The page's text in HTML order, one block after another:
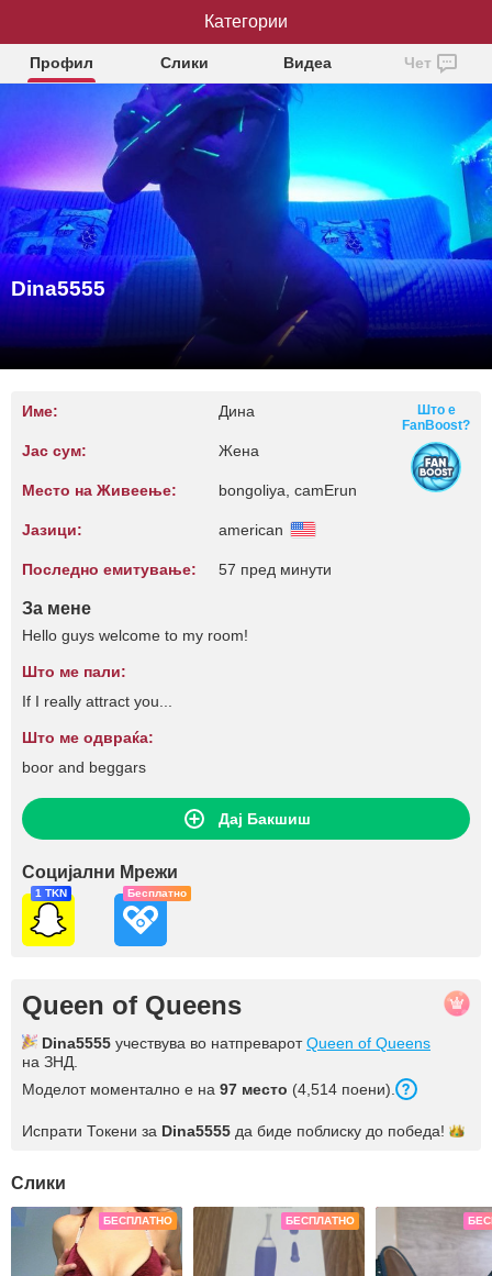
Dina5555
Профил Слики Видеа Чет
Dina5555
Име: Дина
Јас сум: Жена
Место на Живеење: bongoliya, camErun
Јазици: american
Последно емитување: 57 пред минути
Што е
FanBoost?
За мене
Hello guys welcome to my room!
Што ме пали:
If I really attract you...
Што ме одвраќа:
boor and beggars
Дај Бакшиш
Социјални Мрежи
1 TKN Бесплатно
Queen of Queens
Dina5555 учествува во натпреваротQueen of Queens
на ЗНД.
Моделот моментално е на 97 место (4,514 поени).
Испрати Токени за Dina5555 да биде поблиску до победа!
Слики
БЕСПЛАТНО БЕСПЛАТНО
Категории